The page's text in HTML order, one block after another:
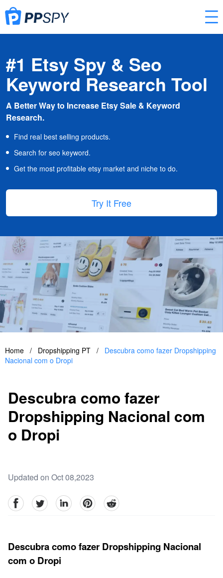
#1 Etsy Spy & Seo
Keyword Research Tool
A Better Way to Increase Etsy Sale & Keyword
Research.
Find real best selling products.
Search for seo keyword.
Get the most profitable etsy market and niche to do.
Try It Free
Home / Dropshipping PT /
Descubra como fazer Dropshipping
Nacional com o Dropi
Descubra como fazer
Dropshipping Nacional com
o Dropi
Updated on Oct 08,2023
facebookTwitter linkedinpinterestreddit
Descubra como fazer Dropshipping Nacional
com o Dropi